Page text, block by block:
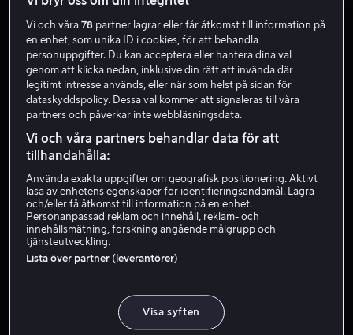
Ice Age: Den stora äggjakten
HD
Hyr 49 kr
Köp 89 kr
men när den skurkaktiga piratkaninen Squint stjäl äggen
ger sig Manny, Diego och resten av gänget ut på en
Vi och våra78 partner lagrar eller får åtkomst till information på
en enhet, som unika ID i cookies, för att behandla
personuppgifter. Du kan acceptera eller hantera dina val
genom att klicka nedan, inklusive din rätt att invända där
legitimt intresse används, eller när som helst på sidan för
dataskyddspolicy. Dessa val kommer att signaleras till våra
partners och påverkar inte webbläsningsdata.
Vi och våra partners behandlar data för att
tillhandahålla:
Använda exakta uppgifter om geografisk positionering. Aktivt
läsa av enhetens egenskaper för identifieringsändamål. Lagra
och/eller få åtkomst till information på en enhet.
Personanpassad reklam och innehåll, reklam- och
innehållsmätning, forskning angående målgrupp och
tjänsteutveckling.
Lista över partner (leverantörer)
Visa syften